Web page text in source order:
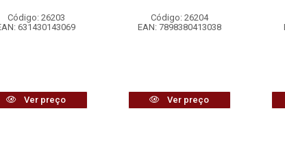
Código: 26203
631430143069
Ver preço
Código: 26204
EAN: 7898380413038
Ver preço